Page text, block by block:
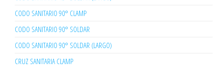
CODO SANITARIO 90° CLAMP
CODO SANITARIO 90° SOLDAR
CODO SANITARIO 90° SOLDAR (LARGO)
CRUZ SANITARIA CLAMP